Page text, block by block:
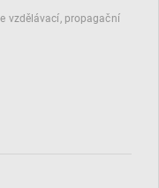
vzdělávací, propagační